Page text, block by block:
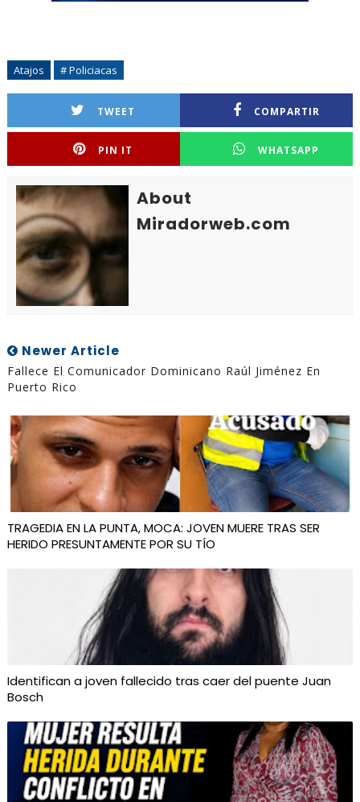
Atajos # Policiacas
TWEET COMPARTIR
PIN IT WHATSAPP
About
Miradorweb.com
Newer Article
Fallece El Comunicador Dominicano Raúl Jiménez En
Puerto Rico
TRAGEDIA EN LA PUNTA, MOCA: JOVEN MUERE TRAS SER
HERIDO PRESUNTAMENTE POR SU TÍO
Identifican a joven fallecido tras caer del puente Juan
Bosch